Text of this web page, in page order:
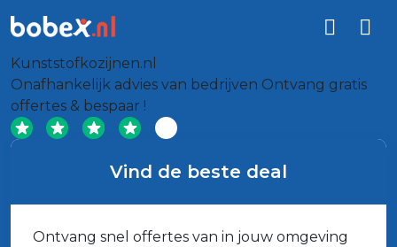
Kunststofkozijnen.nl
Onafhankelijk advies van bedrijven Ontvang gratis
offertes & bespaar !
Vind de beste deal
Ontvang snel offertes van in jouw omgeving